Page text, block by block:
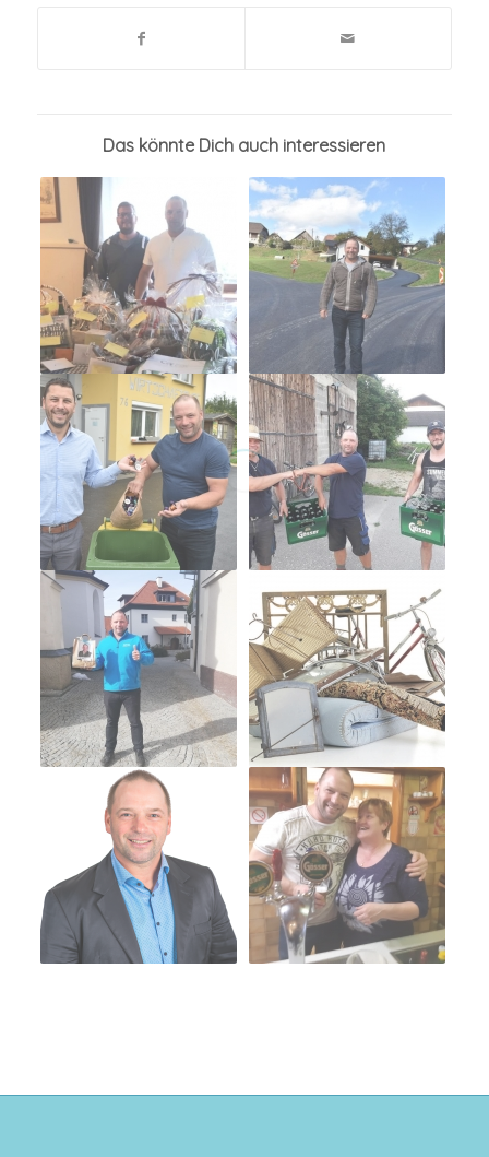
Das könnte Dich auch interessieren